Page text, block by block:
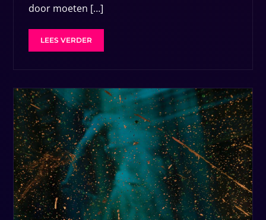
door moeten […]
LEES VERDER